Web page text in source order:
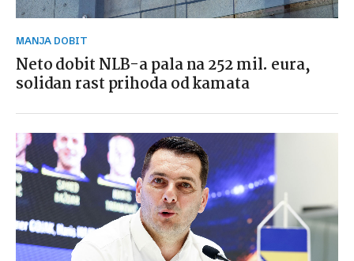
MANJA DOBIT
Neto dobit NLB-a pala na 252 mil. eura,
solidan rast prihoda od kamata